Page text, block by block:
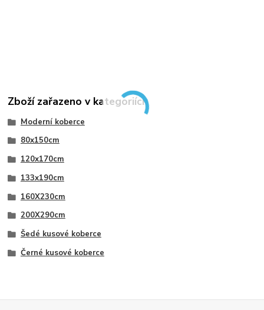
Zboží zařazeno v kategoriích
Moderní koberce
80x150cm
120x170cm
133x190cm
160X230cm
200X290cm
Šedé kusové koberce
Černé kusové koberce